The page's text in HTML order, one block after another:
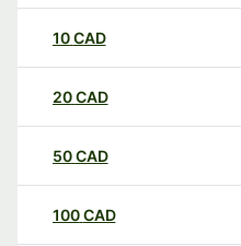
10CAD
20CAD
50CAD
100CAD